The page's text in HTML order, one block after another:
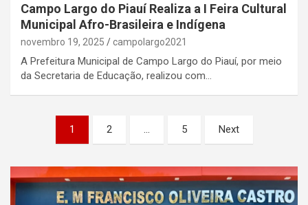
Campo Largo do Piauí Realiza a I Feira Cultural
Municipal Afro-Brasileira e Indígena
novembro 19, 2025 campolargo2021
A Prefeitura Municipal de Campo Largo do Piauí, por meio
da Secretaria de Educação, realizou com…
Paginação
posts
1 2 … 5 Next